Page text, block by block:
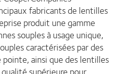
fabricants de lentilles
produit une gamme
souples à usage unique,
caractérisées par des
ainsi que des lentilles